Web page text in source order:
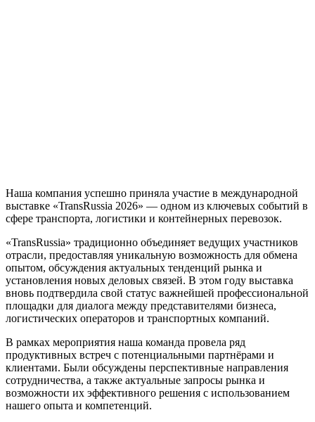
Наша компания успешно приняла участие в международной
выставке «TransRussia 2026» — одном из ключевых событий в
сфере транспорта, логистики и контейнерных перевозок.
«TransRussia» традиционно объединяет ведущих участников
отрасли, предоставляя уникальную возможность для обмена
опытом, обсуждения актуальных тенденций рынка и
установления новых деловых связей. В этом году выставка
вновь подтвердила свой статус важнейшей профессиональной
площадки для диалога между представителями бизнеса,
логистических операторов и транспортных компаний.
В рамках мероприятия наша команда провела ряд
продуктивных встреч с потенциальными партнёрами и
клиентами. Были обсуждены перспективные направления
сотрудничества, а также актуальные запросы рынка и
возможности их эффективного решения с использованием
нашего опыта и компетенций.